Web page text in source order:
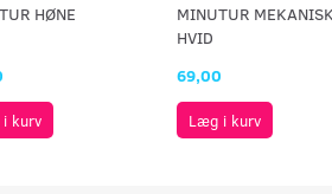
HØNE
kurv
MINUTUR
HVID
69,00
Læg i kurv